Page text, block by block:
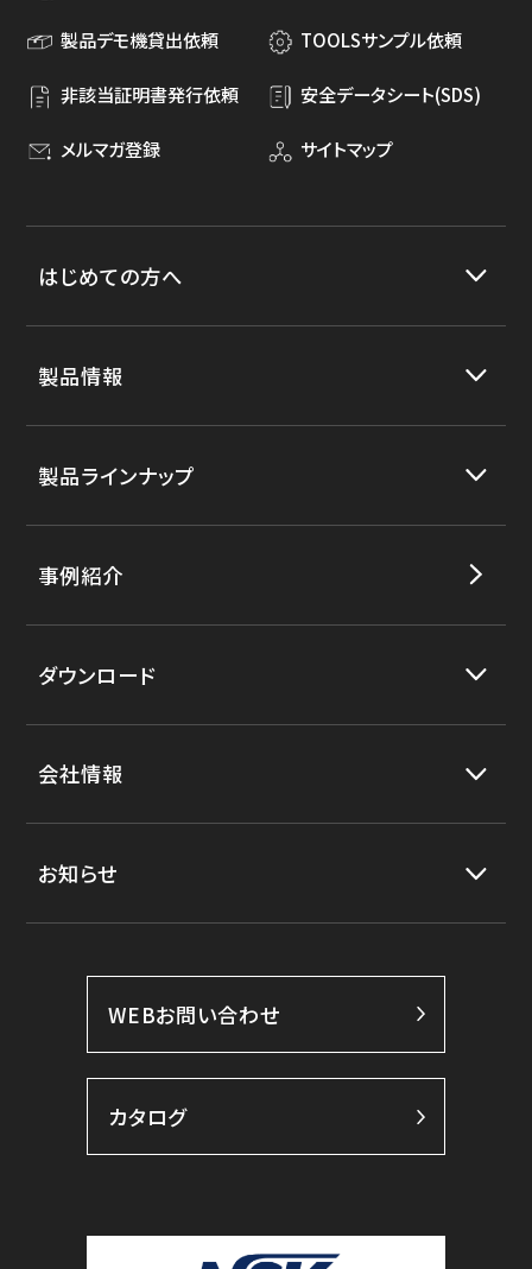
製品デモ機貸出依頼 TOOLSサンプル依頼
非該当証明書発行依頼 安全データシート(SDS)
メルマガ登録 サイトマップ
はじめての方へ
製品情報
製品ラインナップ
事例紹介
ダウンロード
会社情報
お知らせ
WEBお問い合わせ
カタログ